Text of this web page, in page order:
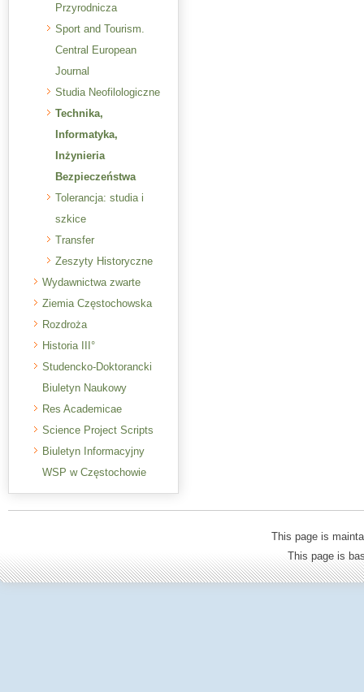
Przyrodnicza
Sport and Tourism.
Central European
Journal
Studia Neofilologiczne
Technika,
Informatyka,
Inżynieria
Bezpieczeństwa
Tolerancja: studia i
szkice
Transfer
Zeszyty Historyczne
Wydawnictwa zwarte
Ziemia Częstochowska
Rozdroża
Historia III°
Studencko-Doktorancki
Biuletyn Naukowy
Res Academicae
Science Project Scripts
Biuletyn Informacyjny
WSP w Częstochowie
This page is
This page is